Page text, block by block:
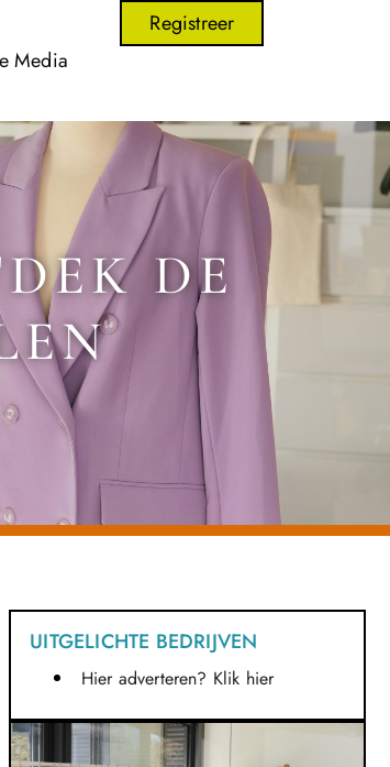
Media
Registreer
DE
UITGELICHTE BEDRIJVEN
Hier adverteren? Klik hier